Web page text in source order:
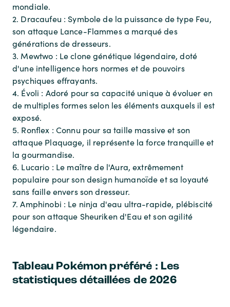
mondiale.
2. Dracaufeu : Symbole de la puissance de type Feu,
son attaque Lance-Flammes a marqué des
générations de dresseurs.
3. Mewtwo : Le clone génétique légendaire, doté
d'une intelligence hors normes et de pouvoirs
psychiques effrayants.
4. Évoli : Adoré pour sa capacité unique à évoluer en
de multiples formes selon les éléments auxquels il est
exposé.
5. Ronflex : Connu pour sa taille massive et son
attaque Plaquage, il représente la force tranquille et
la gourmandise.
6. Lucario : Le maître de l'Aura, extrêmement
populaire pour son design humanoïde et sa loyauté
sans faille envers son dresseur.
7. Amphinobi : Le ninja d'eau ultra-rapide, plébiscité
pour son attaque Sheuriken d'Eau et son agilité
légendaire.
Tableau Pokémon préféré : Les
statistiques détaillées de 2026